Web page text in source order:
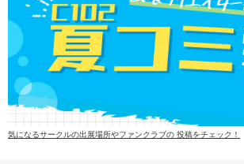
気になるサークルの出展場所やファンクラブの 投稿をチェック！